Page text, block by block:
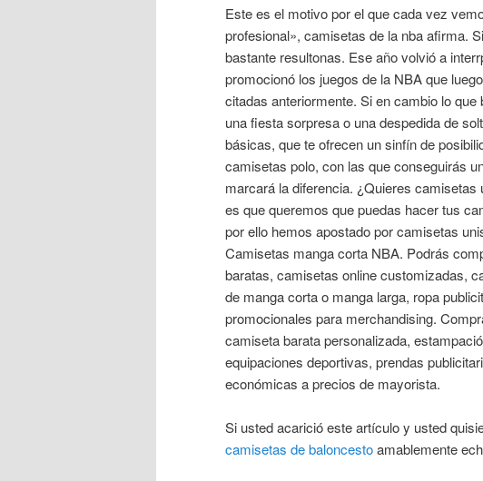
Este es el motivo por el que cada vez
profesional», camisetas de la nba afirma.
bastante resultonas. Ese año volvió a
promocionó los juegos de la NBA que
citadas anteriormente. Si en cambio lo
una fiesta sorpresa o una despedida de
básicas, que te ofrecen un sinfín de
camisetas polo, con las que conseguirás
marcará la diferencia. ¿Quieres
es que queremos que puedas hacer tus
por ello hemos apostado por camisetas
Camisetas manga corta NBA. Podrás
baratas, camisetas online customizadas,
de manga corta o manga larga, ropa
promocionales para merchandising.
camiseta barata personalizada,
equipaciones deportivas, prendas
económicas a precios de mayorista.
Si usted acarició este artículo y usted
camisetas de baloncestoamablemente